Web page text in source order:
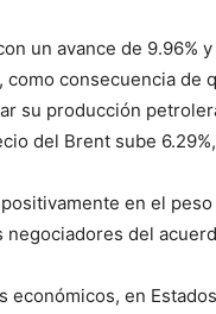
un avance de 9.96%
consecuencia de
su producción
del Brent sube
en el
del
económicos, en